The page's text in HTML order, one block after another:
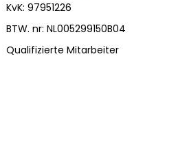
KvK: 97951226
BTW. nr: NL005299150B04
Qualifizierte Mitarbeiter